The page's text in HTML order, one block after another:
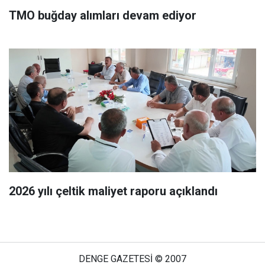
TMO buğday alımları devam ediyor
2026 yılı çeltik maliyet raporu açıklandı
DENGE GAZETESİ © 2007